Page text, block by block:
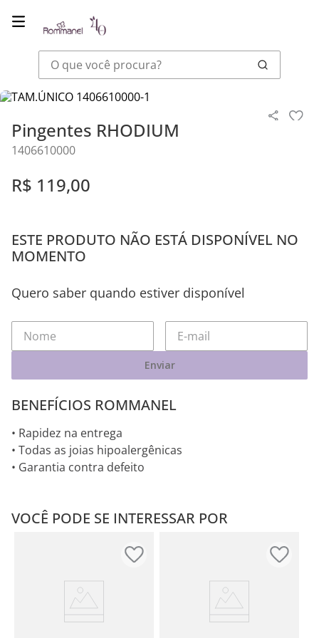
O que você procura?
Joias Pingentes Pingentes RHODIUM
Pingentes RHODIUM
1406610000
R$ 119,00
ESTE PRODUTO NÃO ESTÁ DISPONÍVEL NO
MOMENTO
Quero saber quando estiver disponível
Enviar
BENEFÍCIOS ROMMANEL
• Rapidez na entrega
• Todas as joias hipoalergênicas
• Garantia contra defeito
VOCÊ PODE SE INTERESSAR POR